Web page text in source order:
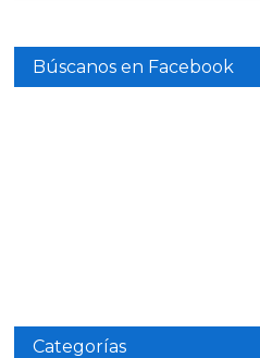
Búscanos en Facebook
Categorías